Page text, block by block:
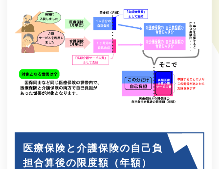
医療保険と介護保険の自己負
担合算後の限度額（年額）